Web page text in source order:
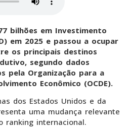
bilhões em Investimento
em 2025 e passou a ocupar
os principais destinos
segundo dados
pela Organização para a
Econômico (OCDE).
dos Estados Unidos e da
uma mudança relevante
ranking internacional.